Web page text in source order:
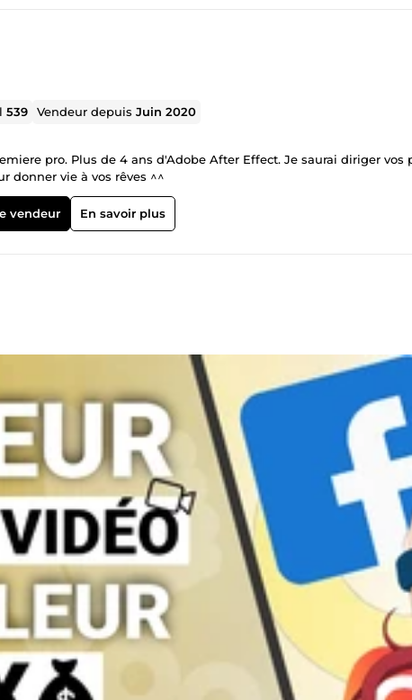
539 Vendeur depuisJuin 2020
pro. Plus de 4 ans d'Adobe After Effect. Je saurai diriger vos
donner vie à vos rêves ^^
vendeur En savoir plus